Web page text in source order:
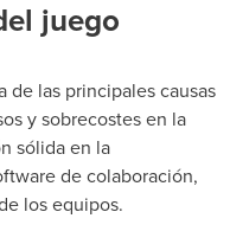
juego
de las principales causas
y sobrecostes en la
sólida en la
de colaboración,
los equipos.